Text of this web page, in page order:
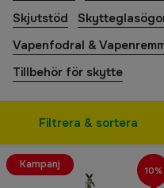
Skjutstöd
Vapenfodral &
Tillbehör för skytte
Filtrera & sortera
Kampanj 10%